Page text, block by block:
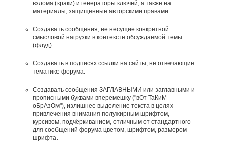
взлома (краки) и генераторы ключей, а также на
материалы, защищённые авторскими правами.
Создавать сообщения, не несущие конкретной
смысловой нагрузки в контексте обсуждаемой темы
(флуд).
Создавать в подписях ссылки на сайты, не отвечающие
тематике форума.
Cоздавать сообщения ЗАГЛАВНЫМИ или заглавными и
прописными буквами вперемешку ("вОт ТаКиМ
оБрАзОм"), излишнее выделение текста в целях
привлечения внимания полужирным шрифтом,
курсивом, подчёркиванием, отличным от стандартного
для сообщений форума цветом, шрифтом, размером
шрифта.